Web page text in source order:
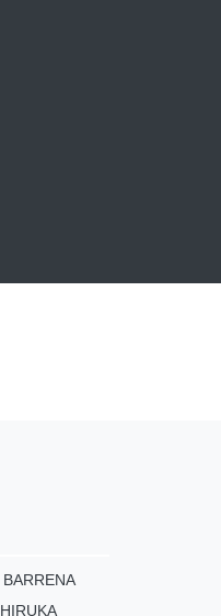
BARRENA
HIRUKA